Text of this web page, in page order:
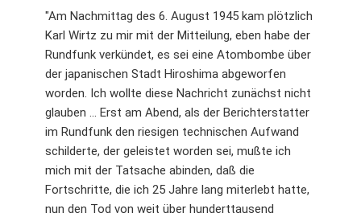
"Am Nachmittag des 6. August 1945 kam plötzlich
Karl Wirtz zu mir mit der Mitteilung, eben habe der
Rundfunk verkündet, es sei eine Atombombe über
der japanischen Stadt Hiroshima abgeworfen
worden. Ich wollte diese Nachricht zunächst nicht
glauben ... Erst am Abend, als der Berichterstatter
im Rundfunk den riesigen technischen Aufwand
schilderte, der geleistet worden sei, mußte ich
mich mit der Tatsache abinden, daß die
Fortschritte, die ich 25 Jahre lang miterlebt hatte,
nun den Tod von weit über hunderttausend